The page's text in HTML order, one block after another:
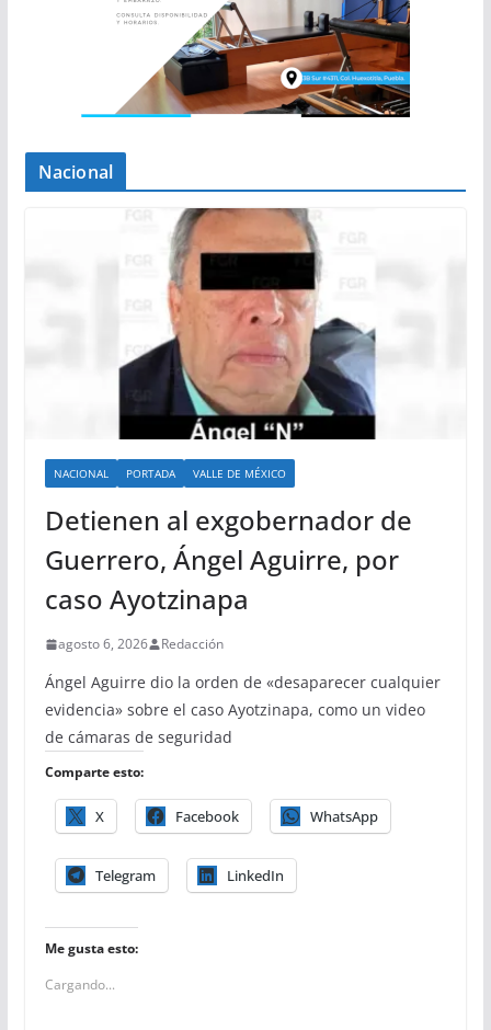
Nacional
NACIONAL PORTADA VALLE DE MÉXICO
Detienen al exgobernador de
Guerrero, Ángel Aguirre, por
caso Ayotzinapa
agosto 6, 2026 Redacción
Ángel Aguirre dio la orden de «desaparecer cualquier
evidencia» sobre el caso Ayotzinapa, como un video
de cámaras de seguridad
Comparte esto:
X Facebook WhatsApp
Telegram LinkedIn
Me gusta esto:
Cargando...